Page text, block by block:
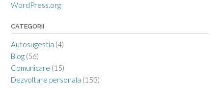
WordPress.org
CATEGORII
Autosugestia (4)
Blog (56)
Comunicare (15)
Dezvoltare personala (153)